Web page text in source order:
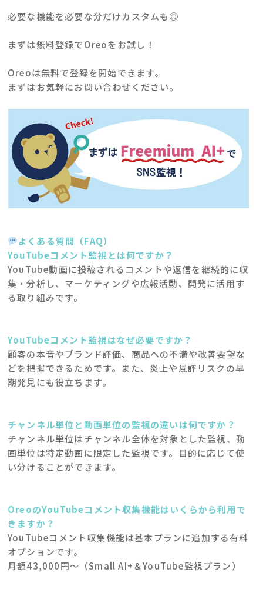
必要な機能を必要な分だけカスタムも◎
まずは無料登録でOreoをお試し！
Oreoは無料で登録を開始できます。
まずはお気軽にお問い合わせください。
よくある質問（FAQ）
YouTubeコメント監視とは何ですか？
YouTube動画に投稿されるコメントや返信を継続的に収
集・分析し、マーケティングや広報活動、開発に活用す
る取り組みです。
YouTubeコメント監視はなぜ必要ですか？
顧客の本音やブランド評価、商品への不満や改善要望な
どを把握できるためです。また、炎上や風評リスクの早
期発見にも役立ちます。
チャンネル単位と動画単位の監視の違いは何ですか？
チャンネル単位はチャンネル全体を対象とした監視、動
画単位は特定動画に限定した監視です。目的に応じて使
い分けることができます。
OreoのYouTubeコメント収集機能はいくらから利用で
きますか？
YouTubeコメント収集機能は基本プランに追加する有料
オプションです。
月額43,000円～（Small AI+＆YouTube監視プラン）